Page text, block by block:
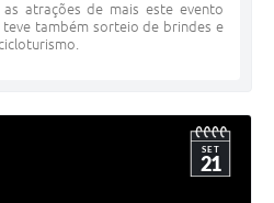
atrações de mais este evento
também sorteio de brindes e
SET
21